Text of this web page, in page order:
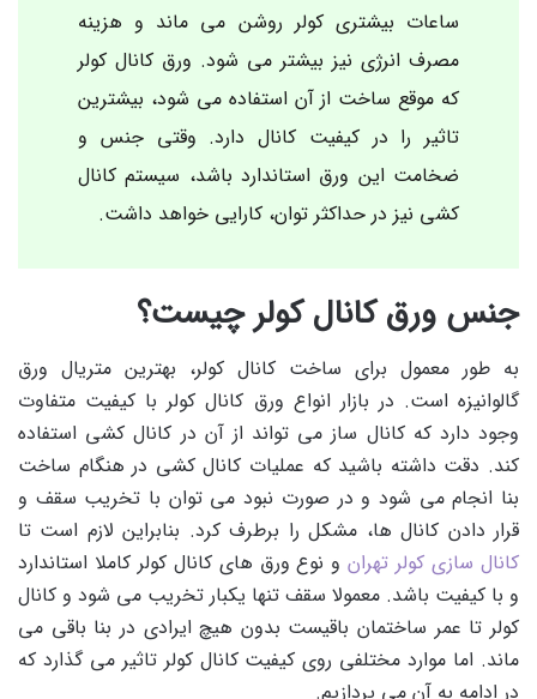
ساعات بیشتری کولر روشن می ماند و هزینه
مصرف انرژی نیز بیشتر می شود. ورق کانال کولر
که موقع ساخت از آن استفاده می شود، بیشترین
تاثیر را در کیفیت کانال دارد. وقتی جنس و
ضخامت این ورق استاندارد باشد، سیستم کانال
کشی نیز در حداکثر توان، کارایی خواهد داشت.
جنس ورق کانال کولر چیست؟
به طور معمول برای ساخت کانال کولر، بهترین متریال ورق
گالوانیزه است. در بازار انواع ورق کانال کولر با کیفیت متفاوت
وجود دارد که کانال ساز می تواند از آن در کانال کشی استفاده
کند. دقت داشته باشید که عملیات کانال کشی در هنگام ساخت
بنا انجام می شود و در صورت نبود می توان با تخریب سقف و
قرار دادن کانال ها، مشکل را برطرف کرد. بنابراین لازم است تا
کانال سازی کولر تهرانو نوع ورق های کانال کولر کاملا استاندارد
و با کیفیت باشد. معمولا سقف تنها یکبار تخریب می شود و کانال
کولر تا عمر ساختمان باقیست بدون هیچ ایرادی در بنا باقی می
ماند. اما موارد مختلفی روی کیفیت کانال کولر تاثیر می گذارد که
در ادامه به آن می پردازیم.